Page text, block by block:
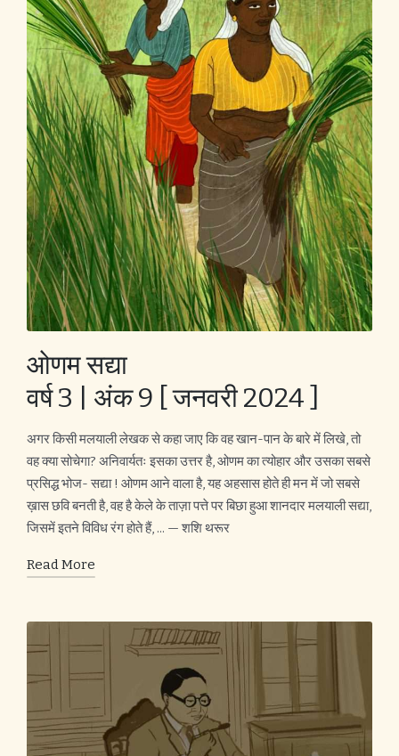
ओणम सद्या
वर्ष 3 | अंक 9 [ जनवरी 2024 ]
अगर किसी मलयाली लेखक से कहा जाए कि वह खान-पान के बारे में लिखे, तो
वह क्या सोचेगा? अनिवार्यतः इसका उत्तर है, ओणम का त्योहार और उसका सबसे
प्रसिद्ध भोज- सद्या ! ओणम आने वाला है, यह अहसास होते ही मन में जो सबसे
ख़ास छवि बनती है, वह है केले के ताज़ा पत्ते पर बिछा हुआ शानदार मलयाली सद्या,
जिसमें इतने विविध रंग होते हैं, ... — शशि थरूर
Read More